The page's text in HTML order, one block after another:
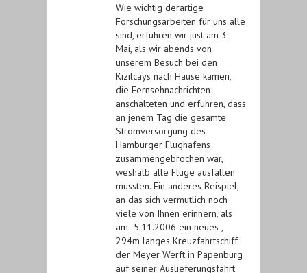
Wie wichtig derartige
Forschungsarbeiten für uns alle
sind, erfuhren wir just am 3.
Mai, als wir abends von
unserem Besuch bei den
Kizilcays nach Hause kamen,
die Fernsehnachrichten
anschalteten und erfuhren, dass
an jenem Tag die gesamte
Stromversorgung des
Hamburger Flughafens
zusammengebrochen war,
weshalb alle Flüge ausfallen
mussten. Ein anderes Beispiel,
an das sich vermutlich noch
viele von Ihnen erinnern, als
am 5.11.2006 ein neues ,
294m langes Kreuzfahrtschiff
der Meyer Werft in Papenburg
auf seiner Auslieferungsfahrt